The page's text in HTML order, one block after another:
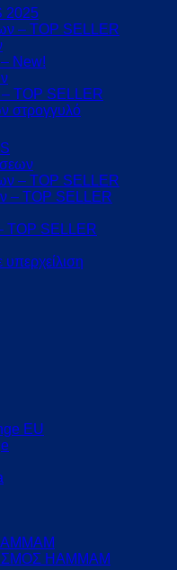
2025
– TOP SELLER
New!
TOP SELLER
στρογγυλό
– TOP SELLER
– TOP SELLER
TOP SELLER
EU
HAMMAM